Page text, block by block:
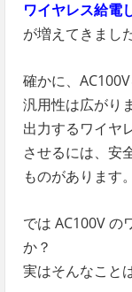
ワイヤレス給電
が増えてきました
確かに、
汎用性は広がり
出力するワイヤ
させるには、安
ものがあります。
では AC100V の
か？
実はそんなこと